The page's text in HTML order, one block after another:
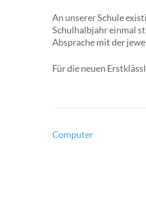
An unserer Schule
Schulhalbjahr einmal
Absprache mit der
Für die neuen
Computer